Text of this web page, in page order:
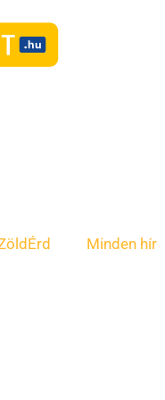
Minden hír